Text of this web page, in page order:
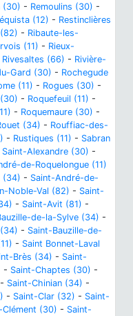
(30) - Remoulins (30) -
(12) - Restinclières
- Ribaute-les-
(11) - Rieux-
Rivesaltes (66) - Rivière-
Gard (30) - Rochegude
(11) - Rogues (30) -
- Roquefeuil (11) -
- Roquemaure (30) -
(34) - Rouffiac-des-
- Rustiques (11) - Sabran
Saint-Alexandre (30) -
de-Roquelongue (11)
(34) - Saint-André-de-
Noble-Val (82) - Saint-
- Saint-Avit (81) -
de-la-Sylve (34) -
- Saint-Bauzille-de-
- Saint Bonnet-Laval
Brès (34) - Saint-
- Saint-Chaptes (30) -
- Saint-Chinian (34) -
- Saint-Clar (32) - Saint-
Clément (30) - Saint-